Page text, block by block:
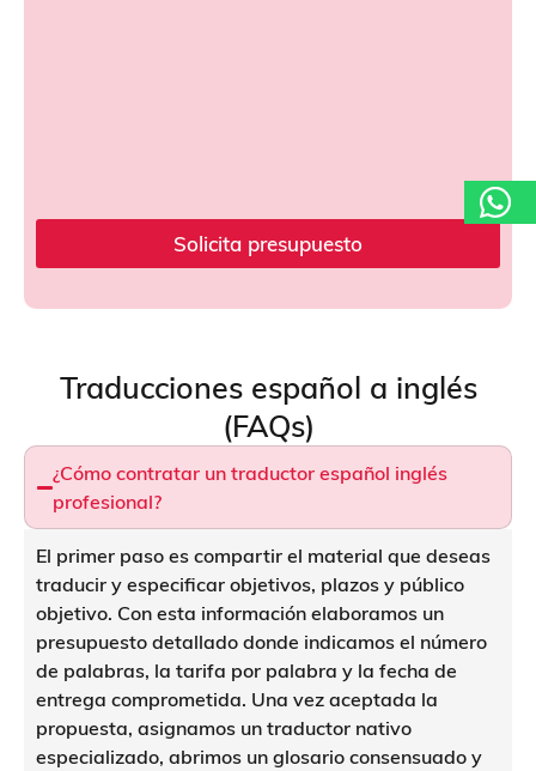
r
i
i
f
n
Solicita presupuesto
Traducciones español a inglés
(FAQs)
¿Cómo contratar un traductor español inglés
profesional?
El primer paso es compartir el material que deseas
traducir y especificar objetivos, plazos y público
objetivo. Con esta información elaboramos un
presupuesto detallado donde indicamos el número
de palabras, la tarifa por palabra y la fecha de
entrega comprometida. Una vez aceptada la
propuesta, asignamos un traductor nativo
especializado, abrimos un glosario consensuado y